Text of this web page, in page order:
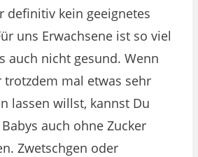
definitiv kein geeignetes
uns Erwachsene ist so viel
auch nicht gesund. Wenn
trotzdem mal etwas sehr
lassen willst, kannst Du
auch ohne Zucker
Zwetschgen oder